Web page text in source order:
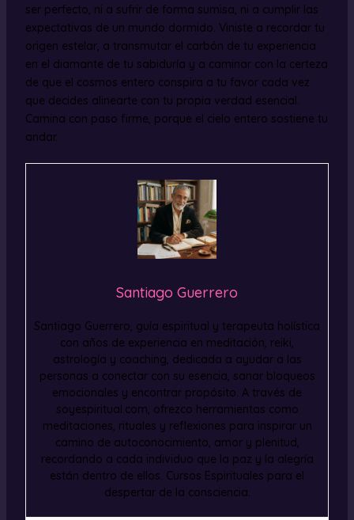
ser perfecto, ni a sufrir de forma sumisa, ni a cumplir las
expectativas de un mundo dormido. Viniste a recordar tu
origen estelar, a transmutar el carbón de tu experiencia
en el diamante de tu sabiduría y a caminar con la certeza
de que el cosmos entero conspira a tu favor cada vez
que decides alinearte con tu propia verdad esencial.
Camina con paso firme, porque el cielo entero sostiene tu
andar.
Santiago Guerrero
Santiago Guerrero, guía espiritual y terapeuta holística
con años de experiencia en meditación, reiki,
astrología y coaching, dedicada a ayudar a las
personas a conectar con su esencia, sanar bloqueos
emocionales y encontrar propósito. A través de
soyespiritual.com, ofrezco herramientas como
meditaciones, rituales y reflexiones para inspirar un
camino de autoconocimiento, amor y plenitud,
recordando a cada individuo que la paz y la alegría
están dentro de ellos. Cursos Espirituales para el
despertar de la consciencia.